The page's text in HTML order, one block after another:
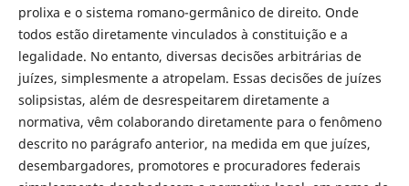
prolixa e o sistema romano-germânico de direito. Onde
todos estão diretamente vinculados à constituição e a
legalidade. No entanto, diversas decisões arbitrárias de
juízes, simplesmente a atropelam. Essas decisões de juízes
solipsistas, além de desrespeitarem diretamente a
normativa, vêm colaborando diretamente para o fenômeno
descrito no parágrafo anterior, na medida em que juízes,
desembargadores, promotores e procuradores federais